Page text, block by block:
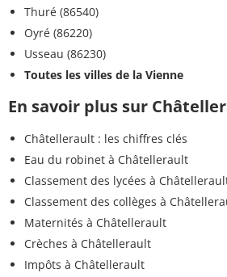
Thuré (86540)
Oyré (86220)
Usseau (86230)
Toutes les villes de la Vienne
En savoir plus sur
Châtellerault : les chiffres clés
Eau du robinet à Châtellerault
Classement des lycées à
Classement des collèges à
Maternités à Châtellerault
Crèches à Châtellerault
Impôts à Châtellerault